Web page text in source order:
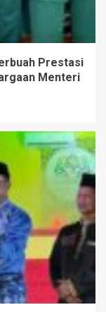
Prestasi
Menteri